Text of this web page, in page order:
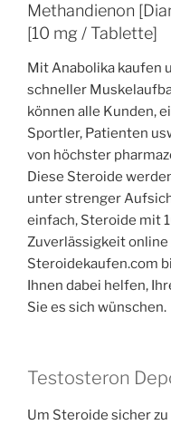
Methandienon
[10 mg / Tablette]
Mit Anabolika kaufen
schneller
können alle Kunden,
Sportler, Patienten
von höchster
Diese Steroide
unter strenger
einfach, Steroide mit
Zuverlässigkeit online
Steroidekaufen.com
Ihnen dabei helfen,
Sie es sich wünschen.
Testosteron
Um Steroide sicher